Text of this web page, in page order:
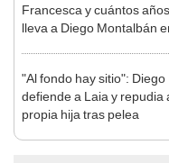
Francesca y cuántos
lleva a Diego Montalbán
"Al fondo hay sitio": Diego
defiende a Laia y repudia
propia hija tras pelea